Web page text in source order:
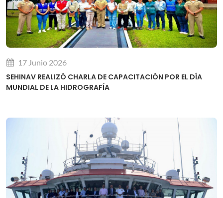
17 Junio 2026
SEHINAV REALIZÓ CHARLA DE CAPACITACIÓN POR EL DÍA
MUNDIAL DE LA HIDROGRAFÍA